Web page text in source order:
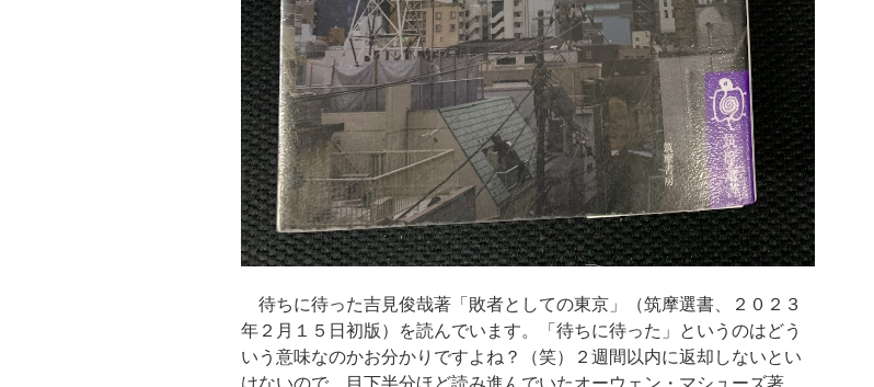
待ちに待った吉見俊哉著「敗者としての東京」（筑摩選書、２０２３
年２月１５日初版）を読んでいます。「待ちに待った」というのはどう
いう意味なのかお分かりですよね？（笑）２週間以内に返却しないとい